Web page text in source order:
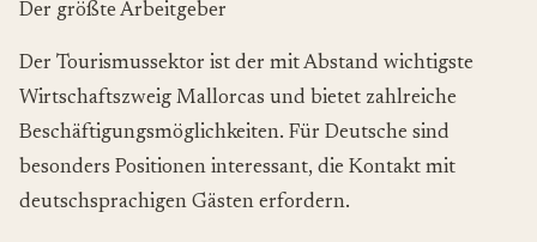
Der größte Arbeitgeber
Der Tourismussektor ist der mit Abstand wichtigste
Wirtschaftszweig Mallorcas und bietet zahlreiche
Beschäftigungsmöglichkeiten. Für Deutsche sind
besonders Positionen interessant, die Kontakt mit
deutschsprachigen Gästen erfordern.